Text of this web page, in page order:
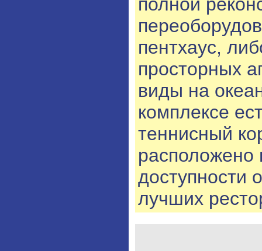
пентхаус,
просторных
виды на
комплексе
теннисный
доступности
лучших